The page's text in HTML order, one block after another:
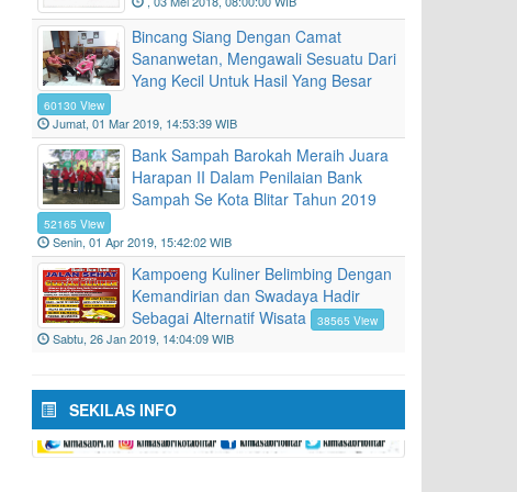
Bincang Siang Dengan Camat
Sananwetan, Mengawali Sesuatu Dari
Yang Kecil Untuk Hasil Yang Besar
60130 View
Jumat, 01 Mar 2019, 14:53:39 WIB
Bank Sampah Barokah Meraih Juara
Harapan II Dalam Penilaian Bank
Sampah Se Kota Blitar Tahun 2019
52165 View
Senin, 01 Apr 2019, 15:42:02 WIB
Kampoeng Kuliner Belimbing Dengan
Kemandirian dan Swadaya Hadir
Sebagai Alternatif Wisata
38565 View
Sabtu, 26 Jan 2019, 14:04:09 WIB
SEKILAS INFO